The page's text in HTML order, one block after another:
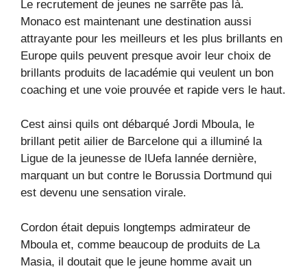
Le recrutement de jeunes ne sarrête pas là.
Monaco est maintenant une destination aussi
attrayante pour les meilleurs et les plus brillants en
Europe quils peuvent presque avoir leur choix de
brillants produits de lacadémie qui veulent un bon
coaching et une voie prouvée et rapide vers le haut.
Cest ainsi quils ont débarqué Jordi Mboula, le
brillant petit ailier de Barcelone qui a illuminé la
Ligue de la jeunesse de lUefa lannée dernière,
marquant un but contre le Borussia Dortmund qui
est devenu une sensation virale.
Cordon était depuis longtemps admirateur de
Mboula et, comme beaucoup de produits de La
Masia, il doutait que le jeune homme avait un